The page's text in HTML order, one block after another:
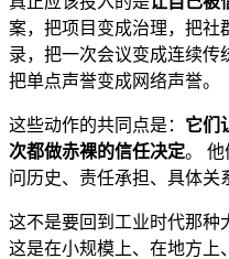
案，把项目变成治理，把社
录，把一次会议变成连续传
把单点声誉变成网络声誉。
这些动作的共同点是： 它们
次都做赤裸的信任决定。 他
问历史、责任承担、具体关
这不是要回到工业时代那
这是在小规模上、在地方上